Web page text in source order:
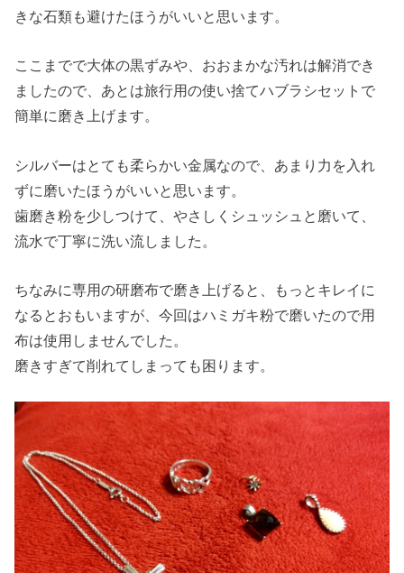
きな石類も避けたほうがいいと思います。
ここまでで大体の黒ずみや、おおまかな汚れは解消でき
ましたので、あとは旅行用の使い捨てハブラシセットで
簡単に磨き上げます。
シルバーはとても柔らかい金属なので、あまり力を入れ
ずに磨いたほうがいいと思います。
歯磨き粉を少しつけて、やさしくシュッシュと磨いて、
流水で丁寧に洗い流しました。
ちなみに専用の研磨布で磨き上げると、もっとキレイに
なるとおもいますが、今回はハミガキ粉で磨いたので用
布は使用しませんでした。
磨きすぎて削れてしまっても困ります。